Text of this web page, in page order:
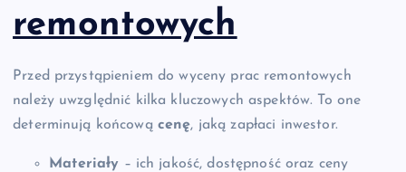
remontowych
Przed przystąpieniem do wyceny prac remontowych
należy uwzględnić kilka kluczowych aspektów. To one
determinują końcową cenę, jaką zapłaci inwestor.
Materiały – ich jakość, dostępność oraz ceny